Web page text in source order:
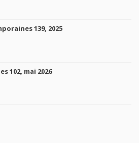
139, 2025
102, mai 2026